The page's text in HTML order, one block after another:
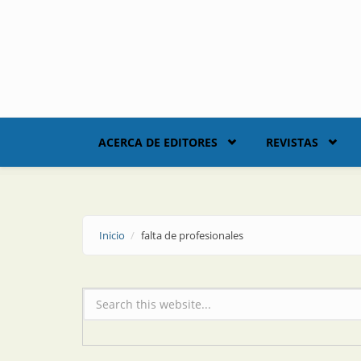
ACERCA DE EDITORES REVISTAS
Inicio falta de profesionales
Formulario de búsqueda